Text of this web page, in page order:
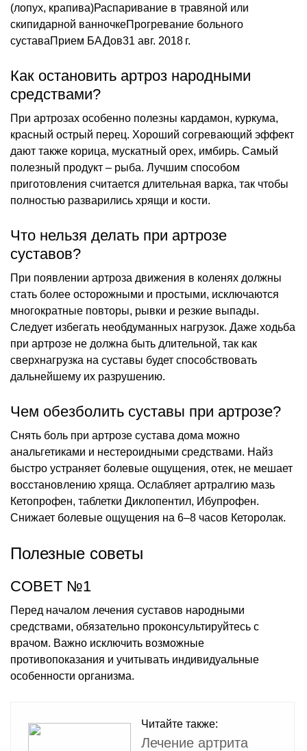
(лопух, крапива)Распаривание в травяной или
скипидарной ванночкеПрогревание больного
суставаПрием БАДов31 авг. 2018 г.
Как остановить артроз народными
средствами?
При артрозах особенно полезны кардамон, куркума,
красный острый перец. Хороший согревающий эффект
дают также корица, мускатный орех, имбирь. Самый
полезный продукт – рыба. Лучшим способом
приготовления считается длительная варка, так чтобы
полностью разварились хрящи и кости.
Что нельзя делать при артрозе
суставов?
При появлении артроза движения в коленях должны
стать более осторожными и простыми, исключаются
многократные повторы, рывки и резкие выпады.
Следует избегать необдуманных нагрузок. Даже ходьба
при артрозе не должна быть длительной, так как
сверхнагрузка на суставы будет способствовать
дальнейшему их разрушению.
Чем обезболить суставы при артрозе?
Снять боль при артрозе сустава дома можно
анальгетиками и нестероидными средствами. Найз
быстро устраняет болевые ощущения, отек, не мешает
восстановлению хряща. Ослабляет артралгию мазь
Кетопрофен, таблетки Диклопентил, Ибупрофен.
Снижает болевые ощущения на 6–8 часов Кеторолак.
Полезные советы
СОВЕТ №1
Перед началом лечения суставов народными
средствами, обязательно проконсультируйтесь с
врачом. Важно исключить возможные
противопоказания и учитывать индивидуальные
особенности организма.
Читайте также:
Лечение артрита